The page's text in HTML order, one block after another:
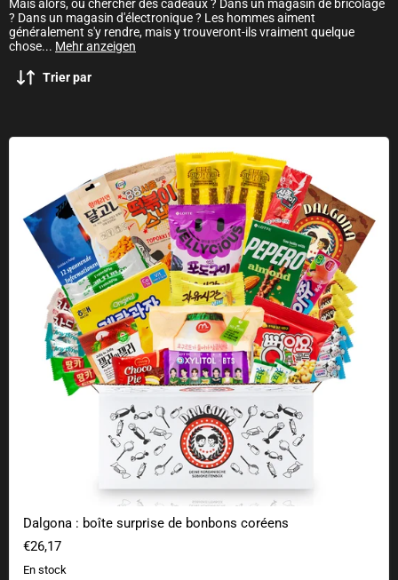
Mais alors, où chercher des cadeaux ? Dans un magasin de bricolage
? Dans un magasin d'électronique ? Les hommes aiment
généralement s'y rendre, mais y trouveront-ils vraiment quelque
chose... Mehr anzeigen
Trier par
Dalgona : boîte surprise de bonbons coréens
Dalgona : boîte surprise de bonbons coréens
€26,17
En stock